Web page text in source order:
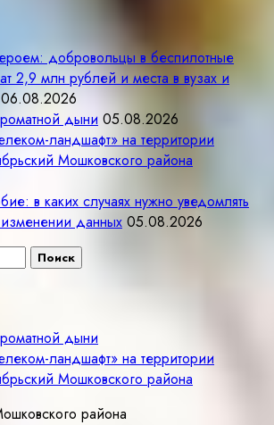
добровольцы в беспилотные
2,9 млн рублей и места в вузах и
06.08.2026
дыни 05.08.2026
ландшафт» на территории
Мошковского района
в каких случаях нужно уведомлять
данных 05.08.2026
дыни
ландшафт» на территории
Мошковского района
района